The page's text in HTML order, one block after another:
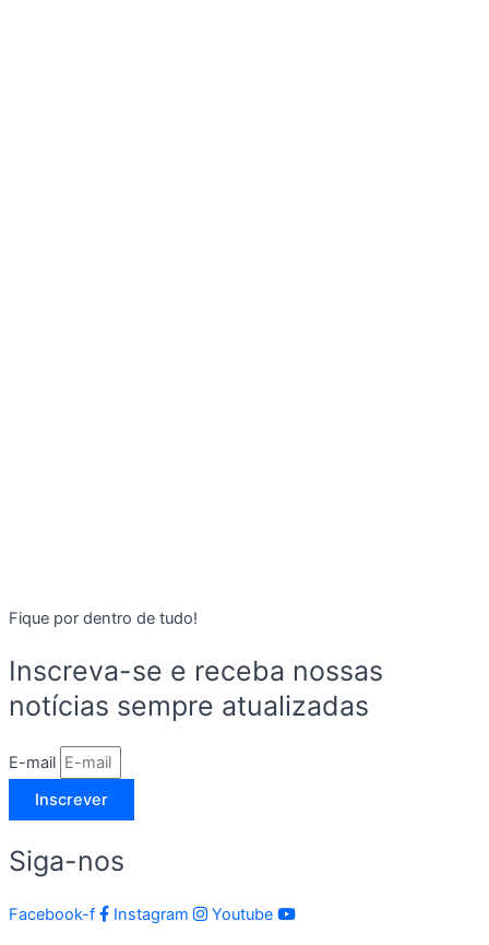
Fique por dentro de tudo!
Inscreva-se e receba nossas
notícias sempre atualizadas
E-mail
Inscrever
Siga-nos
Facebook-f Instagram Youtube